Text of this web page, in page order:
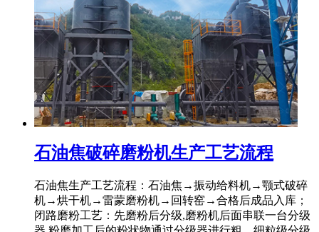
石油焦破碎磨粉机生产工艺流程
石油焦生产工艺流程：石油焦→振动给料机→颚式破碎
机→烘干机→雷蒙磨粉机→回转窑→合格后成品入库；
闭路磨粉工艺：先磨粉后分级,磨粉机后面串联一台分级